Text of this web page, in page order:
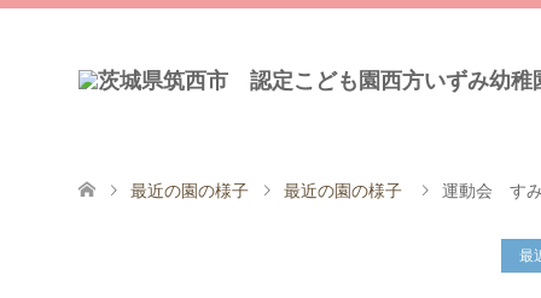
最近の園の様子 最近の園の様子 運動会 すみ
最